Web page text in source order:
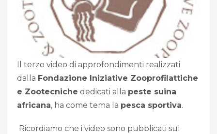
Il terzo video di approfondimenti realizzati
dalla Fondazione Iniziative Zooprofilattiche
e Zootecniche dedicati alla peste suina
africana, ha come tema la pesca sportiva.
Ricordiamo che i video sono pubblicati sul